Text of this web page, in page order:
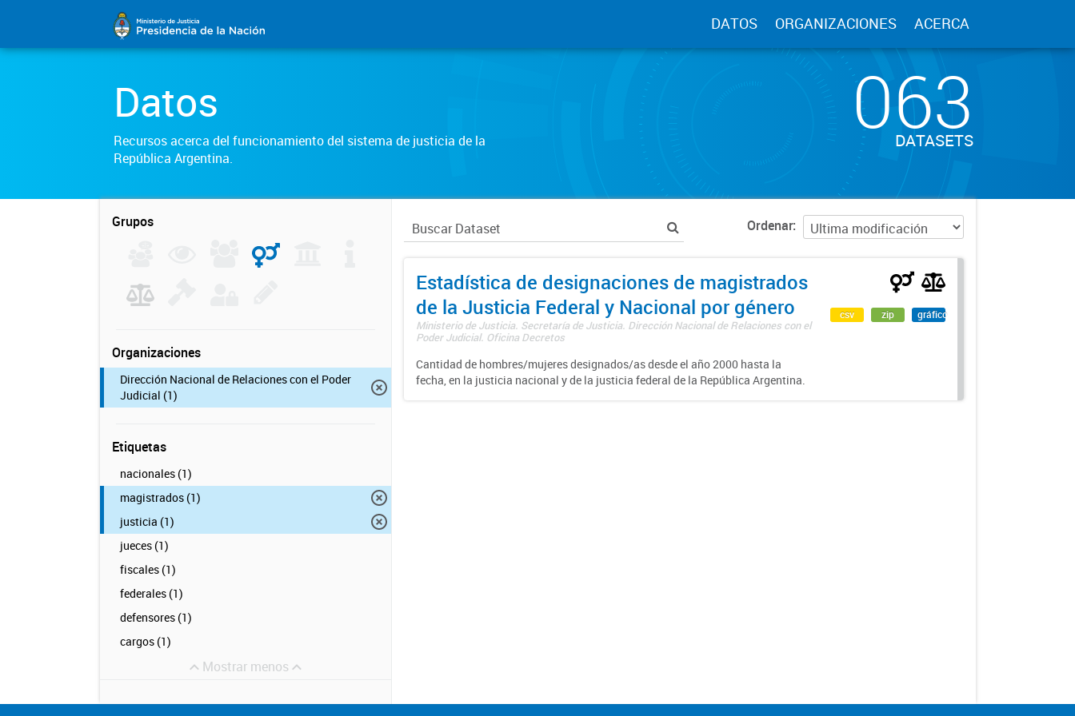
DATOS ORGANIZACIONES ACERCA
Datos
Recursos acerca del funcionamiento del sistema de justicia de la
República Argentina.
063
DATASETS
Grupos
Organizaciones
Dirección Nacional de Relaciones con el Poder
Judicial (1)
Etiquetas
nacionales (1)
magistrados (1)
justicia (1)
jueces (1)
fiscales (1)
federales (1)
defensores (1)
cargos (1)
Mostrar menos
Ordenar
Estadística de designaciones de magistrados
de la Justicia Federal y Nacional por género
Ministerio de Justicia. Secretaría de Justicia. Dirección Nacional de Relaciones con el
Poder Judicial. Oficina Decretos
Cantidad de hombres/mujeres designados/as desde el año 2000 hasta la
fecha, en la justicia nacional y de la justicia federal de la República Argentina.
csv zip gráfico